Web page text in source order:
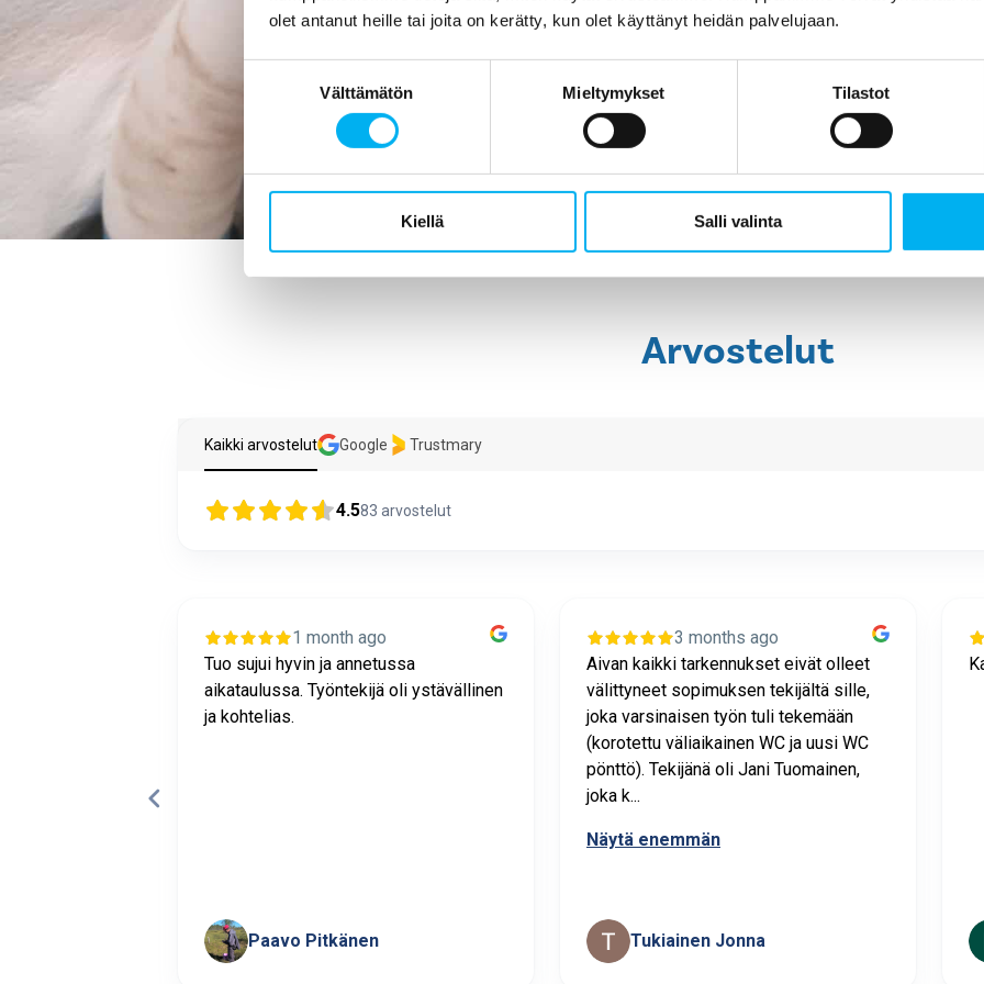
olet antanut heille tai joita on kerätty, kun olet käyttänyt heidän palvelujaan.
Välttämätön Mieltymykset Tilastot
Kiellä Salli valinta
mikä viemärin kunto oli alunperin ja mitä sukituksella saatiin
Laske viemärin sukituksen hinta Pyydä tarjous
Arvostelut
Kaikki arvostelut Google Trustmary
4.583 arvostelut
1 month ago
Tuo sujui hyvin ja annetussa
aikataulussa. Työntekijä oli ystävällinen
ja kohtelias.
Paavo Pitkänen
3 months ago
Aivan kaikki tarkennukset eivät olleet
välittyneet sopimuksen tekijältä sille,
joka varsinaisen työn tuli tekemään
(korotettu väliaikainen WC ja uusi WC
pönttö). Tekijänä oli Jani Tuomainen,
joka k...
Näytä enemmän
Tukiainen Jonna